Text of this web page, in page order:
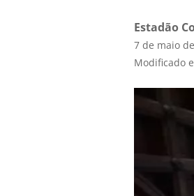
Estadão
7 de maio
Modificado